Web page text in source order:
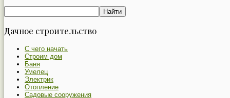
Дачное строительство
С чего начать
Строим дом
Баня
Умелец
Электрик
Отопление
Садовые сооружения